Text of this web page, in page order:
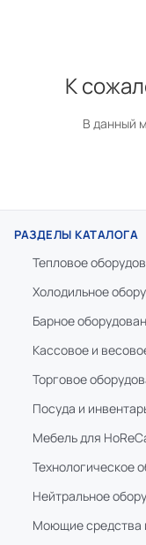
К
В данный
РАЗДЕЛЫ КАТАЛОГА
Тепловое
Холодильное
Барное
Кассовое и
Торговое
Посуда и
Мебель для
Технологическое
Нейтральное
Моющие средства